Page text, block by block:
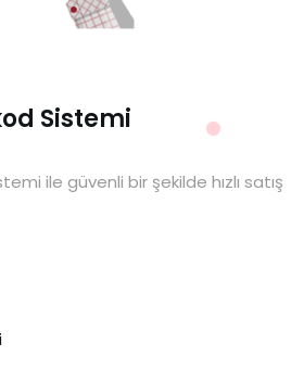
Sistemi
ile güvenli bir şekilde hızlı satış